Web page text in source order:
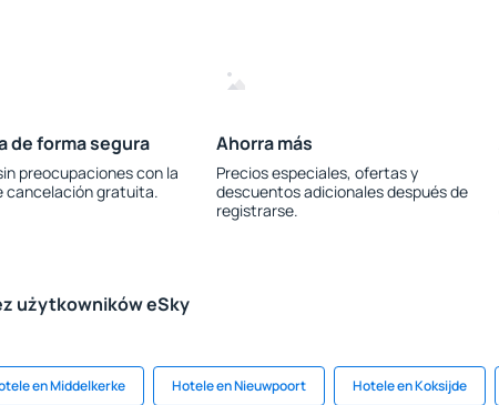
de forma segura
preocupaciones con la
cancelación gratuita.
Ahorra más
Precios especiales, ofertas y
descuentos adicionales después de
registrarse.
użytkowników eSky
en Middelkerke Hotele en Nieuwpoort Hotele en Koksijde